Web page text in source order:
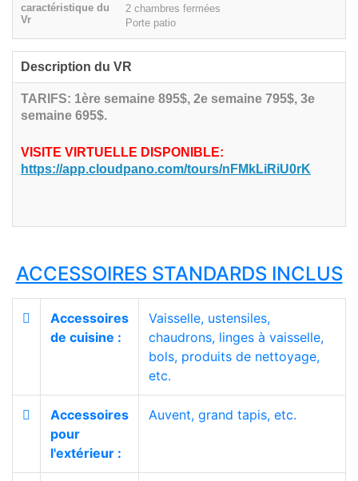
caractéristique du
Vr
2 chambres fermées
Porte patio
Description du VR
TARIFS: 1ère semaine 895$, 2e semaine 795$, 3e
semaine 695$.
VISITE VIRTUELLE DISPONIBLE:
https://app.cloudpano.com/tours/nFMkLiRiU0rK
ACCESSOIRES STANDARDS INCLUS
Accessoires
de cuisine :
Vaisselle, ustensiles,
chaudrons, linges à vaisselle,
bols, produits de nettoyage,
etc.
Accessoires
pour
l'extérieur :
Auvent, grand tapis, etc.